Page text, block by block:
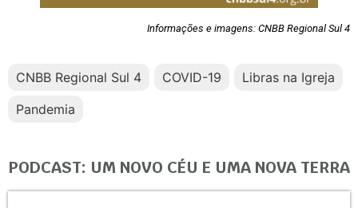
Informações e imagens: CNBB Regional Sul 4
CNBB Regional Sul 4 COVID-19
Libras na Igreja
Pandemia
PODCAST: UM NOVO CÉU E UMA NOVA TERRA